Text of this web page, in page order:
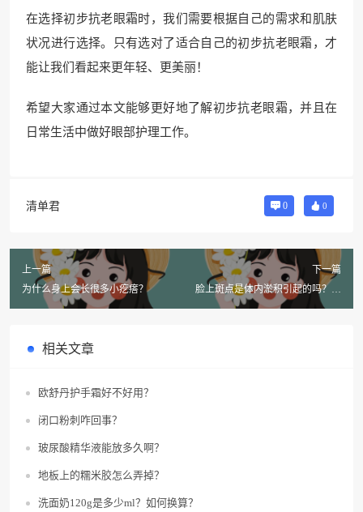
在选择初步抗老眼霜时，我们需要根据自己的需求和肌肤
状况进行选择。只有选对了适合自己的初步抗老眼霜，才
能让我们看起来更年轻、更美丽！
希望大家通过本文能够更好地了解初步抗老眼霜，并且在
日常生活中做好眼部护理工作。
清单君 0 0
上一篇
为什么身上会长很多小疙瘩？
下一篇
脸上斑点是体内淤积引起的吗？有
哪些中成药可以祛斑？
相关文章
欧舒丹护手霜好不好用？
闭口粉刺咋回事？
玻尿酸精华液能放多久啊？
地板上的糯米胶怎么弄掉？
洗面奶120g是多少ml？如何换算？